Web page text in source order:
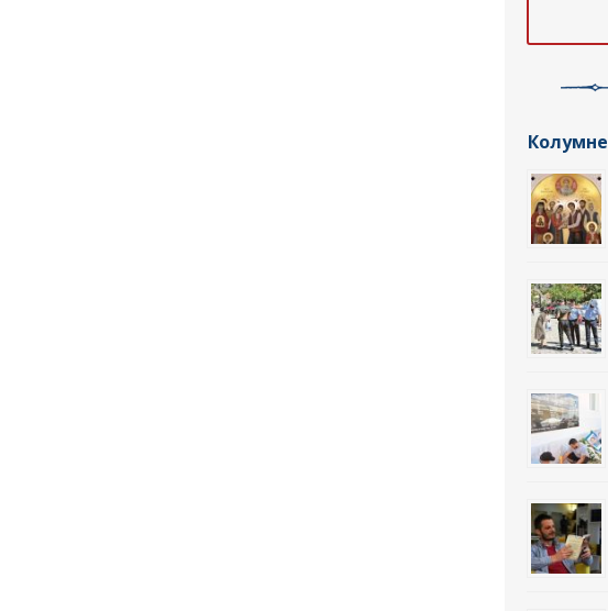
Колумне